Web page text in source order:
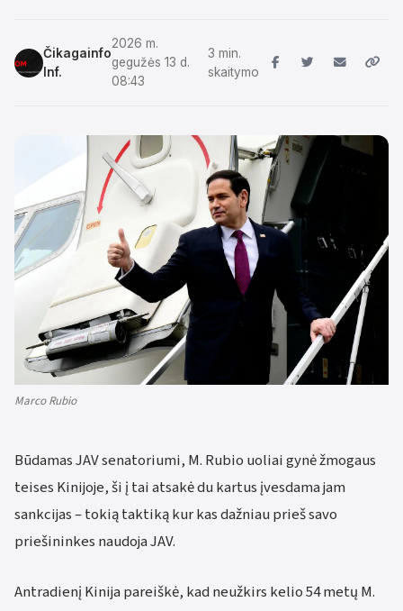
Čikagainfo
Inf.
2026 m.
gegužės 13 d.
08:43
3 min.
skaitymo
Marco Rubio
Būdamas JAV senatoriumi, M. Rubio uoliai gynė žmogaus
teises Kinijoje, ši į tai atsakė du kartus įvesdama jam
sankcijas – tokią taktiką kur kas dažniau prieš savo
priešininkes naudoja JAV.
Antradienį Kinija pareiškė, kad neužkirs kelio 54 metų M.